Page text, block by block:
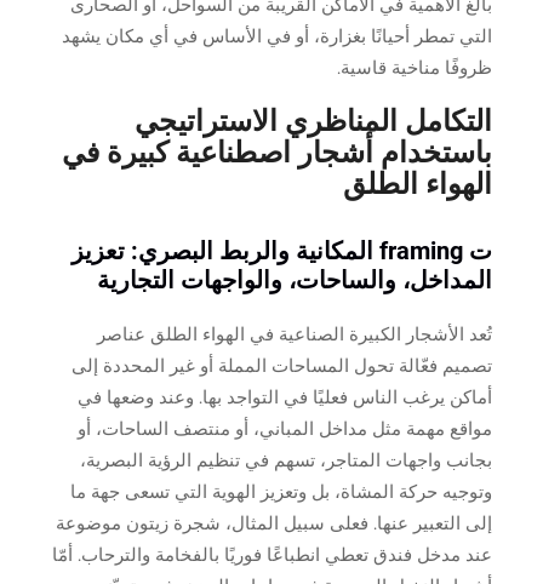
التي تمطر أحيانًا بغزارة، أو في الأساس في أي مكان يشهد
ظروفًا مناخية قاسية.
التكامل المناظري الاستراتيجي
باستخدام أشجار اصطناعية كبيرة في
الهواء الطلق
ت framing المكانية والربط البصري: تعزيز
المداخل، والساحات، والواجهات التجارية
تُعد الأشجار الكبيرة الصناعية في الهواء الطلق عناصر
تصميم فعّالة تحول المساحات المملة أو غير المحددة إلى
أماكن يرغب الناس فعليًا في التواجد بها. وعند وضعها في
مواقع مهمة مثل مداخل المباني، أو منتصف الساحات، أو
بجانب واجهات المتاجر، تسهم في تنظيم الرؤية البصرية،
وتوجيه حركة المشاة، بل وتعزيز الهوية التي تسعى جهة ما
إلى التعبير عنها. فعلى سبيل المثال، شجرة زيتون موضوعة
عند مدخل فندق تعطي انطباعًا فوريًا بالفخامة والترحاب. أمّا